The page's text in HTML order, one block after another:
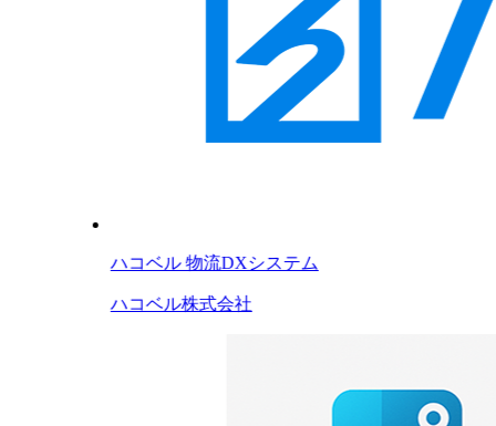
ハコベル 物流DXシステム
ハコベル株式会社